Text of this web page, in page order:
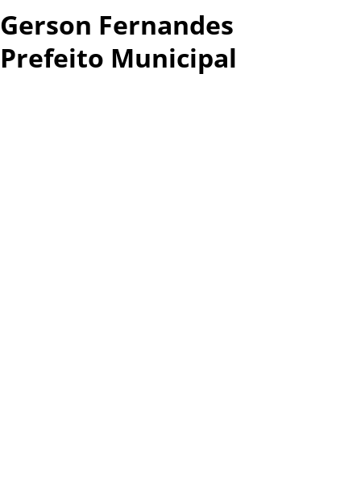
Gerson Fernandes
Prefeito Municipal